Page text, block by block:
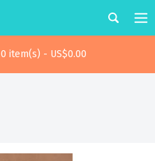
0 item(s) - US$0.00